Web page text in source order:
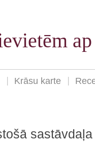
Krāsu karte
sastāvdaļa